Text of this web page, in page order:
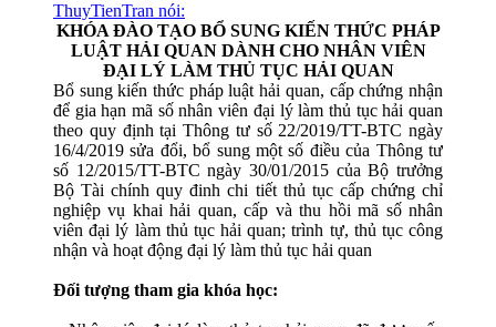
ThuyTienTran nói:
KHÓA ĐÀO TẠO BỔ SUNG KIẾN THỨC PHÁP
LUẬT HẢI QUAN DÀNH CHO NHÂN VIÊN
ĐẠI LÝ LÀM THỦ TỤC HẢI QUAN
Bổ sung kiến thức pháp luật hải quan, cấp chứng nhận
để gia hạn mã số nhân viên đại lý làm thủ tục hải quan
theo quy định tại Thông tư số 22/2019/TT-BTC ngày
16/4/2019 sửa đổi, bổ sung một số điều của Thông tư
số 12/2015/TT-BTC ngày 30/01/2015 của Bộ trưởng
Bộ Tài chính quy đinh chi tiết thủ tục cấp chứng chỉ
nghiệp vụ khai hải quan, cấp và thu hồi mã số nhân
viên đại lý làm thủ tục hải quan; trình tự, thủ tục công
nhận và hoạt động đại lý làm thủ tục hải quan
Đối tượng tham gia khóa học: